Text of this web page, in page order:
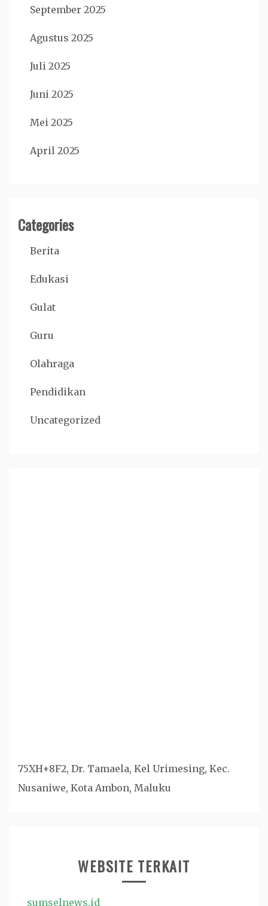
September 2025
Agustus 2025
Juli 2025
Juni 2025
Mei 2025
April 2025
Categories
Berita
Edukasi
Gulat
Guru
Olahraga
Pendidikan
Uncategorized
75XH+8F2, Dr. Tamaela, Kel Urimesing, Kec.
Nusaniwe, Kota Ambon, Maluku
WEBSITE TERKAIT
sumselnews.id